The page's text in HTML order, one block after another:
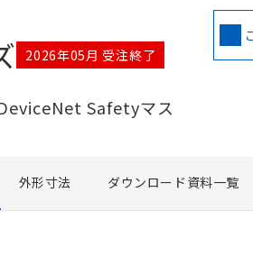
2026年05月 受注終了
Safetyマス
外形寸法 ダウンロード資料一覧